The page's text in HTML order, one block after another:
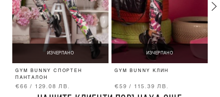
ИЗЧЕРПАНО
GYM BUNNY СПОРТЕН
ПАНТАЛОН
€66 / 129.08 ЛВ.
ИЗЧЕРПАНО
GYM BUNNY КЛИН
€59 / 115.39 ЛВ.